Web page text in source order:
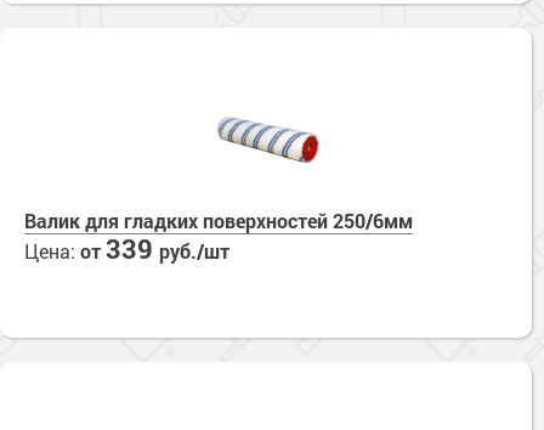
Валик для гладких поверхностей 250/6мм
Цена: от339 руб./шт